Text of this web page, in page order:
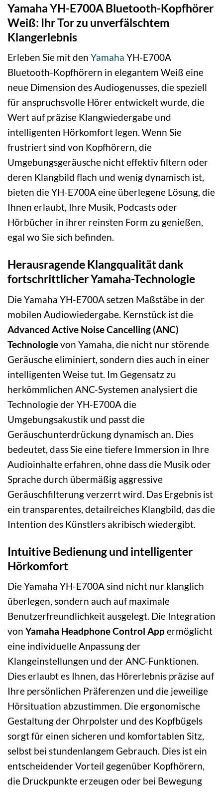
Yamaha YH-E700A Bluetooth-Kopfhörer
Weiß: Ihr Tor zu unverfälschtem
Klangerlebnis
Erleben Sie mit den Yamaha YH-E700A
Bluetooth-Kopfhörern in elegantem Weiß eine
neue Dimension des Audiogenusses, die speziell
für anspruchsvolle Hörer entwickelt wurde, die
Wert auf präzise Klangwiedergabe und
intelligenten Hörkomfort legen. Wenn Sie
frustriert sind von Kopfhörern, die
Umgebungsgeräusche nicht effektiv filtern oder
deren Klangbild flach und wenig dynamisch ist,
bieten die YH-E700A eine überlegene Lösung, die
Ihnen erlaubt, Ihre Musik, Podcasts oder
Hörbücher in ihrer reinsten Form zu genießen,
egal wo Sie sich befinden.
Herausragende Klangqualität dank
fortschrittlicher Yamaha-Technologie
Die Yamaha YH-E700A setzen Maßstäbe in der
mobilen Audiowiedergabe. Kernstück ist die
Advanced Active Noise Cancelling (ANC)
Technologievon Yamaha, die nicht nur störende
Geräusche eliminiert, sondern dies auch in einer
intelligenten Weise tut. Im Gegensatz zu
herkömmlichen ANC-Systemen analysiert die
Technologie der YH-E700A die
Umgebungsakustik und passt die
Geräuschunterdrückung dynamisch an. Dies
bedeutet, dass Sie eine tiefere Immersion in Ihre
Audioinhalte erfahren, ohne dass die Musik oder
Sprache durch übermäßig aggressive
Geräuschfilterung verzerrt wird. Das Ergebnis ist
ein transparentes, detailreiches Klangbild, das die
Intention des Künstlers akribisch wiedergibt.
Intuitive Bedienung und intelligenter
Hörkomfort
Die Yamaha YH-E700A sind nicht nur klanglich
überlegen, sondern auch auf maximale
Benutzerfreundlichkeit ausgelegt. Die Integration
von Yamaha Headphone Control Appermöglicht
eine individuelle Anpassung der
Klangeinstellungen und der ANC-Funktionen.
Dies erlaubt es Ihnen, das Hörerlebnis präzise auf
Ihre persönlichen Präferenzen und die jeweilige
Hörsituation abzustimmen. Die ergonomische
Gestaltung der Ohrpolster und des Kopfbügels
sorgt für einen sicheren und komfortablen Sitz,
selbst bei stundenlangem Gebrauch. Dies ist ein
entscheidender Vorteil gegenüber Kopfhörern,
die Druckpunkte erzeugen oder bei Bewegung